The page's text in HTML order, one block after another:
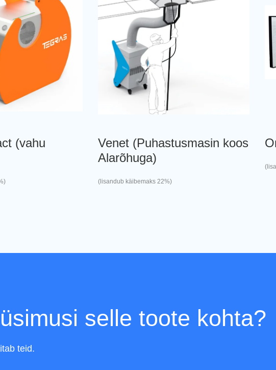
(vahu
Venet (Puhastusmasin koos
Alarõhuga)
(lisandub käibemaks 22%)
selle toote kohta?
teid.